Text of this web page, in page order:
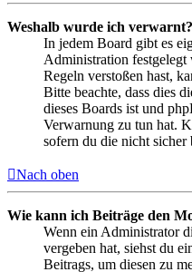
Weshalb wurde ich verwarnt?
In jedem Board gibt es
Administration festgelegt
Regeln verstoßen hast,
Bitte beachte, dass dies
dieses Boards ist und
Verwarnung zu tun hat.
sofern du die nicht
Nach oben
Wie kann ich Beiträge den
Wenn ein Administrator
vergeben hat, siehst du
Beitrags, um diesen zu